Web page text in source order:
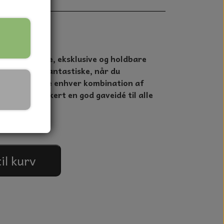
elegante, eksklusive og holdbare
er fantastiske, når du
kan servere enhver kombination af
er helt sikkert en god gaveidé til alle
kurv